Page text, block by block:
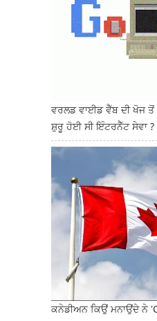
ਵਰਲਡ ਵਾਈਡ ਵੈੱਬ ਦੀ ਖੋਜ ਤੋਂ
ਸ਼ੁਰੂ ਹੋਈ ਸੀ ਇੰਟਰਨੈੱਟ ਸੇਵਾ ?
ਕਨੇਡੀਅਨ ਕਿਉਂ ਮਨਾਉਂਦੇ ਨੇ